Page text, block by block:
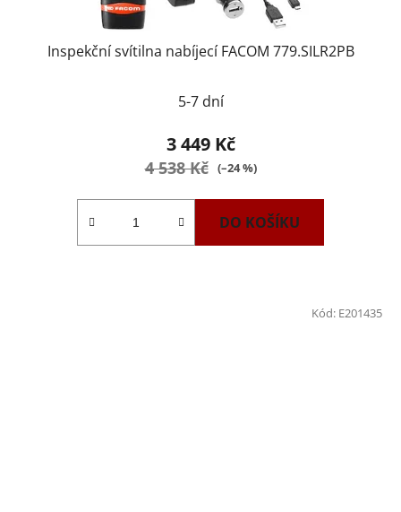
Inspekční svítilna nabíjecí FACOM 779.SILR2PB
5-7 dní
3 449 Kč
4 538 Kč (–24 %)
DO KOŠÍKU
Kód: E201435